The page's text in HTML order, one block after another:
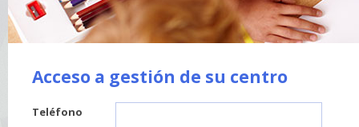
Acceso a gestión de su centro
Teléfono